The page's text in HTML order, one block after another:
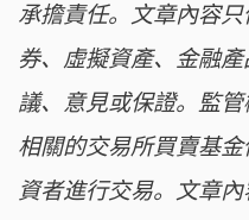
承擔責任。文章內容
券、虛擬資產、金融
議、意見或保證。監
相關的交易所買賣基
資者進行交易。文章